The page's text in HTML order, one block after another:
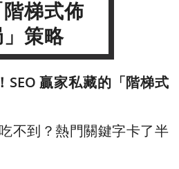
階梯式佈
」策略
SEO 贏家私藏的「階梯式
不到？熱門關鍵字卡了半